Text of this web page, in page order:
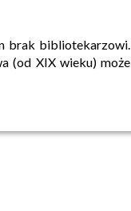
brak bibliotekarzowi.
(od XIX wieku) może